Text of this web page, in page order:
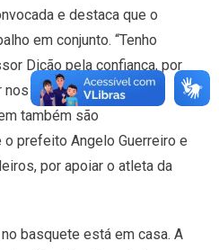
e destaca que o
em conjunto. “Tenho
Dicão pela confiança, por
incentivar a sermos
também são
prefeito Angelo Guerreiro e
por apoiar o atleta da
basquete está em casa. A